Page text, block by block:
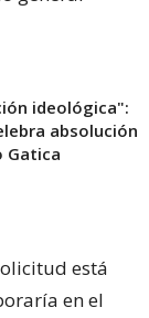
ideológica":
absolución
Gatica
está
en el